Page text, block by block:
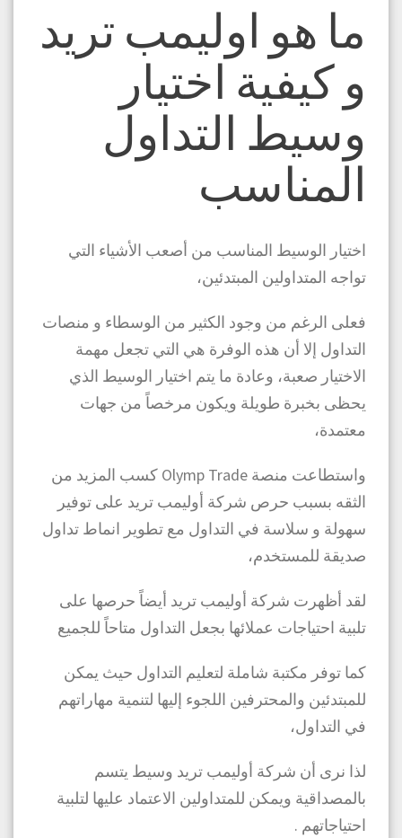
ما هو اوليمب تريد
و كيفية اختيار
وسيط التداول
المناسب
اختيار الوسيط المناسب من أصعب الأشياء التي
تواجه المتداولين المبتدئين،
فعلى الرغم من وجود الكثير من الوسطاء و منصات
التداول إلا أن هذه الوفرة هي التي تجعل مهمة
الاختيار صعبة، وعادة ما يتم اختيار الوسيط الذي
يحظى بخبرة طويلة ويكون مرخصاً من جهات
معتمدة،
واستطاعت منصة Olymp Trade كسب المزيد من
الثقه بسبب حرص شركة أوليمب تريد على توفير
سهولة و سلاسة في التداول مع تطوير انماط تداول
صديقة للمستخدم،
لقد أظهرت شركة أوليمب تريد أيضاً حرصها على
تلبية احتياجات عملائها بجعل التداول متاحاً للجميع
كما توفر مكتبة شاملة لتعليم التداول حيث يمكن
للمبتدئين والمحترفين اللجوء إليها لتنمية مهاراتهم
في التداول،
لذا نرى أن شركة أوليمب تريد وسيط يتسم
بالمصداقية ويمكن للمتداولين الاعتماد عليها لتلبية
احتياجاتهم .